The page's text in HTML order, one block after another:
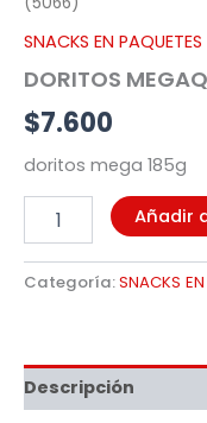
SNACKS EN PAQUETES
DORITOS
$7.600
doritos mega 185g
Añadir
Categoría:SNACKS
Descripción